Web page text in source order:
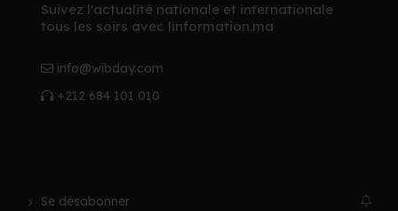
Suivez l'actualité nationale et internationale
tous les soirs avec linformation.ma
info@wibday.com
+212 684 101 010
Se désabonner